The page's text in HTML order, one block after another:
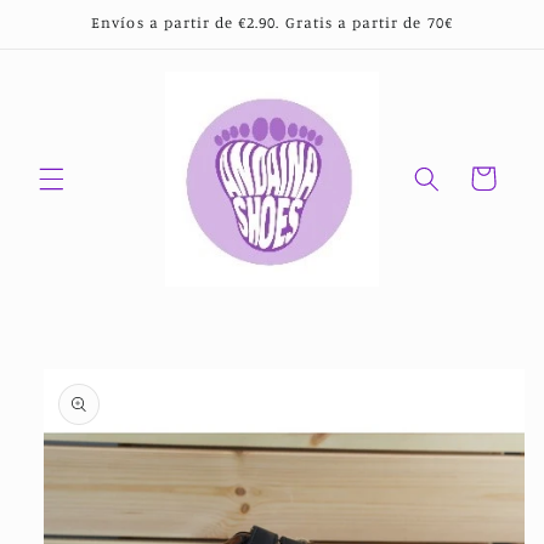
directamenteEnvíos a partir de €2.90. Gratis a partir de 70€
Carrito
información
del producto